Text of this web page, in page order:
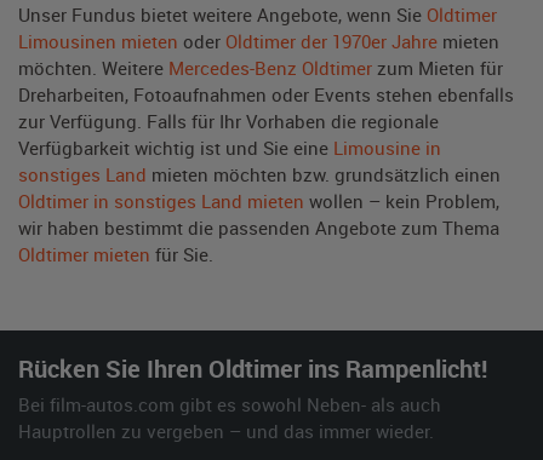
Unser Fundus bietet weitere Angebote, wenn Sie Oldtimer
Limousinen mieten oder Oldtimer der 1970er Jahre mieten
möchten. Weitere Mercedes-Benz Oldtimer zum Mieten für
Dreharbeiten, Fotoaufnahmen oder Events stehen ebenfalls
zur Verfügung. Falls für Ihr Vorhaben die regionale
Verfügbarkeit wichtig ist und Sie eine Limousine in
sonstiges Land mieten möchten bzw. grundsätzlich einen
Oldtimer in sonstiges Land mieten wollen – kein Problem,
wir haben bestimmt die passenden Angebote zum Thema
Oldtimer mieten für Sie.
Rücken Sie Ihren Oldtimer ins Rampenlicht!
Bei film-autos.com gibt es sowohl Neben- als auch
Hauptrollen zu vergeben – und das immer wieder.